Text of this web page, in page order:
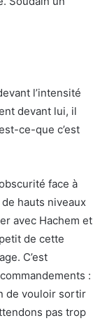
l’intensité
devant lui, il
ce-que c’est
face à
hauts niveaux
avec Hachem et
de cette
C’est
:
de vouloir sortir
pas trop